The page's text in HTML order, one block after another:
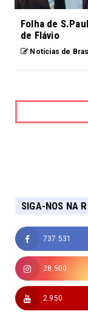
Folha de
de Flávio
Notícias de
SIGA-NOS NA
737.531
28.500
2.950